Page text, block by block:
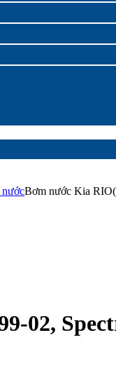
Bơm nước Kia
02,